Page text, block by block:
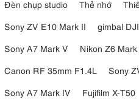
Đèn chụp studio
Thẻ nhớ
Sony ZV E10 Mark II
gimbal DJI
Sony A7 Mark V
Nikon Z6 Mark
Canon RF 35mm F1.4L
Sony
Sony A7 Mark IV
Fujifilm X-T50